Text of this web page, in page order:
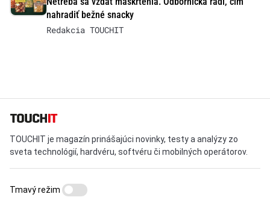
nahradiť bežné snacky
Redakcia TOUCHIT
TOUCHIT je magazín prinášajúci novinky, testy a analýzy zo
sveta technológií, hardvéru, softvéru či mobilných operátorov.
Tmavý režim